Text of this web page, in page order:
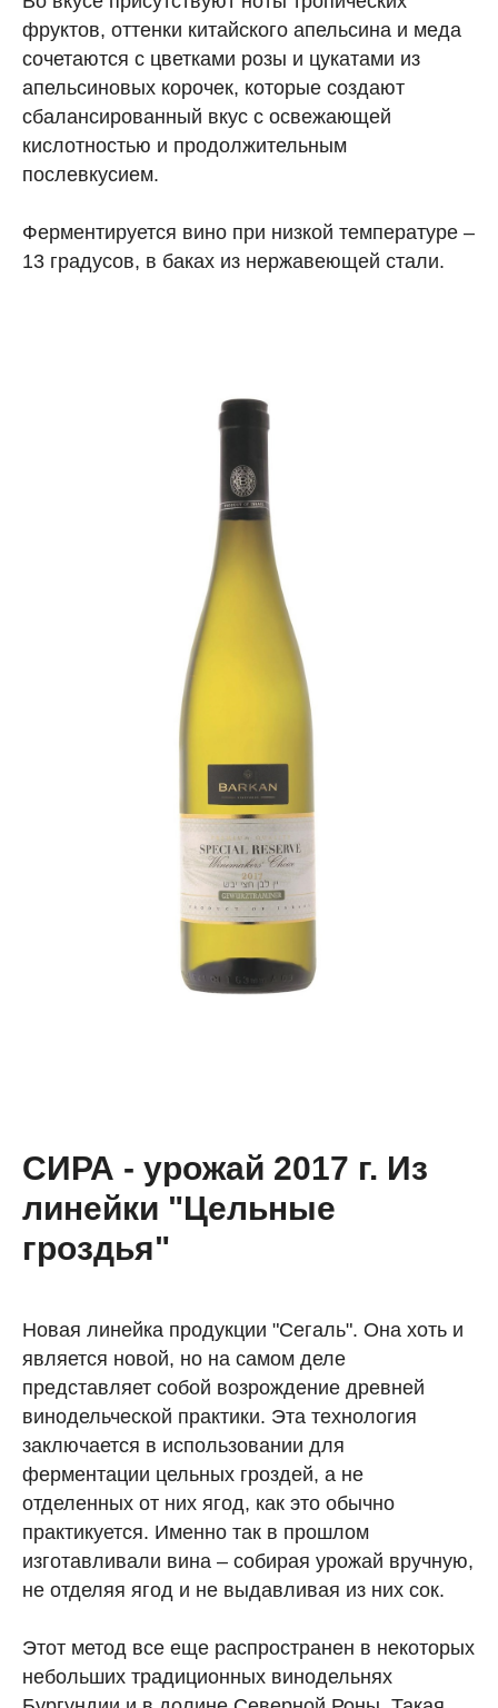
фруктов, оттенки китайского апельсина и меда
сочетаются с цветками розы и цукатами из
апельсиновых корочек, которые создают
сбалансированный вкус с освежающей
кислотностью и продолжительным
послевкусием.
Ферментируется вино при низкой температуре –
13 градусов, в баках из нержавеющей стали.
СИРА - урожай 2017 г. Из
линейки "Цельные
гроздья"
Новая линейка продукции "Сегаль". Она хоть и
является новой, но на самом деле
представляет собой возрождение древней
винодельческой практики. Эта технология
заключается в использовании для
ферментации цельных гроздей, а не
отделенных от них ягод, как это обычно
практикуется. Именно так в прошлом
изготавливали вина – собирая урожай вручную,
не отделяя ягод и не выдавливая из них сок.
Этот метод все еще распространен в некоторых
небольших традиционных винодельнях